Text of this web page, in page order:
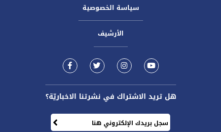
سياسة الخصوصية
الأرشيف
هل تريد الاشتراك في نشرتنا الاخباريّة؟